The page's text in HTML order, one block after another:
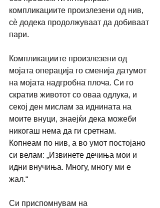
компликациите произлезени од нив,
сѐ додека продолжуваат да добиваат
пари.
Компликациите произлезени од
мојата операција го сменија датумот
на мојата надгробна плоча. Си го
скратив животот со оваа одлука, и
секој ден мислам за иднината на
моите внуци, знаејќи дека можеби
никогаш нема да ги сретнам.
Копнеам по нив, а во умот постојано
си велам: „Извинете дечиња мои и
идни внучиња. Многу, многу ми е
жал.“
Си приспомнувам на